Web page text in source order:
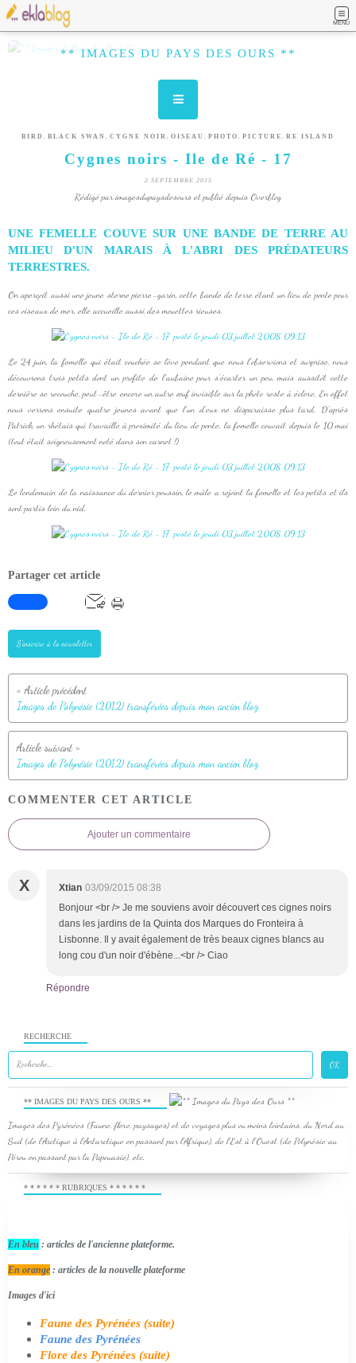
MENU
** IMAGES DU PAYS DES OURS **
BIRD , BLACK SWAN , CYGNE NOIR , OISEAU , PHOTO , PICTURE , RE ISLAND
Cygnes noirs - Ile de Ré - 17
2 SEPTEMBRE 2015
Rédigé par imagesdupaysdesours et publié depuis Overblog
UNE FEMELLE COUVE SUR UNE BANDE DE TERRE AU
MILIEU D'UN MARAIS À L'ABRI DES PRÉDATEURS
TERRESTRES.
On aperçoit aussi une jeune sterne pierre-garin, cette bande de terre étant un lieu de ponte pour
ces oiseaux de mer, elle accueille aussi des mouettes rieuses.
Le 24 juin, la femelle qui était couchée se lève pendant que nous l'observions et surprise, nous
découvrons trois petits dont un profite de l'aubaine pour s'écarter un peu, mais aussitôt cette
dernière se recouche, peut-être encore un autre œuf invisible sur la photo reste à éclore. En effet
nous verrons ensuite quatre jeunes avant que l'un d'eux ne disparaisse plus tard. D'après
Patrick, un rhétais qui travaille à proximité du lieu de ponte, la femelle couvait depuis le 10 mai
(tout était soigneusement noté dans son carnet !)
Le lendemain de la naissance du dernier poussin, le mâle a rejoint la femelle et les petits et ils
sont partis loin du nid.
Partager cet article
S'inscrire à la newsletter
Images de Polynésie (2012) transférées depuis mon ancien blog
Images de Polynésie (2012) transférées depuis mon ancien blog
COMMENTER CET ARTICLE
Ajouter un commentaire
X Xtian 03/09/2015 08:38
Bonjour <br /> Je me souviens avoir découvert ces cignes noirs
dans les jardins de la Quinta dos Marques do Fronteira à
Lisbonne. Il y avait également de très beaux cignes blancs au
long cou d'un noir d'ébène...<br /> Ciao
Répondre
RECHERCHE
** IMAGES DU PAYS DES OURS **
Images des Pyrénées (Faune, flore, paysages) et de voyages plus ou moins lointains, du Nord au
Sud (de l'Arctique à l'Antarctique en passant par l'Afrique), de l'Est à l'Ouest (de Polynésie au
Pérou en passant par la Papouasie), etc.
* * * * * * RUBRIQUES * * * * * *
En bleu : articles de l'ancienne plateforme.
En orange : articles de la nouvelle plateforme
Images d'ici
Faune des Pyrénées (suite)
Faune des Pyrénées
Flore des Pyrénées (suite)